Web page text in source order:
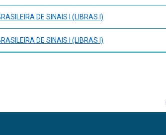
DE SINAIS I (LIBRAS I)
DE SINAIS I (LIBRAS I)